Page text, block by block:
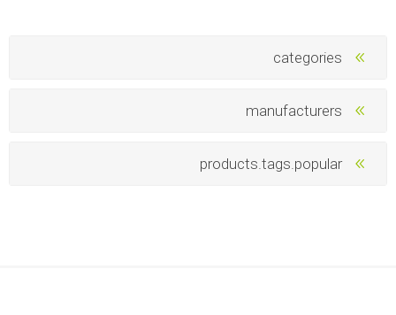
categories
manufacturers
products.tags.popular